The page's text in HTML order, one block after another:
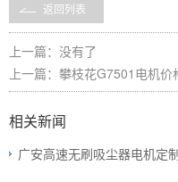
返回列表
上一篇：没有了
上一篇： 攀枝花G7501电机价
相关新闻
广安高速无刷吸尘器电机定